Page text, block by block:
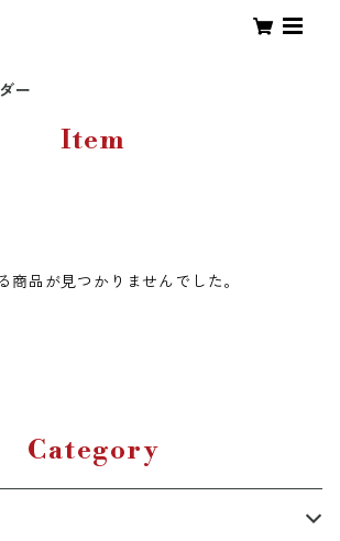
ー
Item
商品が見つかりませんでした。
Category